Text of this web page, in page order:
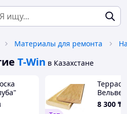
Материалы для ремонта
T-Win в Казахстане
8 300 ₸/